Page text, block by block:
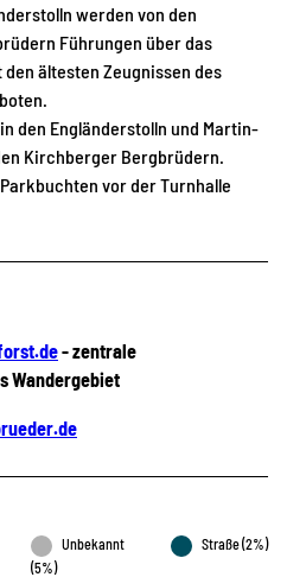
werden von den
Führungen über das
ältesten Zeugnissen des
den Engländerstolln und Martin-
Kirchberger Bergbrüdern.
vor der Turnhalle
- zentrale
Wandergebiet
Unbekannt
(5%)
Straße (2%)